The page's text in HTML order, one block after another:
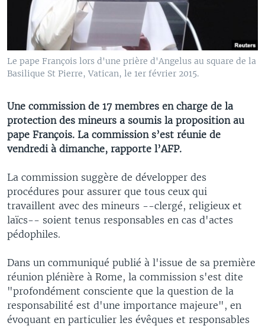
Le pape François lors d'une prière d'Angelus au square de la
Basilique St Pierre, Vatican, le 1er février 2015.
Une commission de 17 membres en charge de la
protection des mineurs a soumis la proposition au
pape François. La commission s’est réunie de
vendredi à dimanche, rapporte l’AFP.
La commission suggère de développer des
procédures pour assurer que tous ceux qui
travaillent avec des mineurs --clergé, religieux et
laïcs-- soient tenus responsables en cas d'actes
pédophiles.
Dans un communiqué publié à l'issue de sa première
réunion plénière à Rome, la commission s'est dite
"profondément consciente que la question de la
responsabilité est d'une importance majeure", en
évoquant en particulier les évêques et responsables